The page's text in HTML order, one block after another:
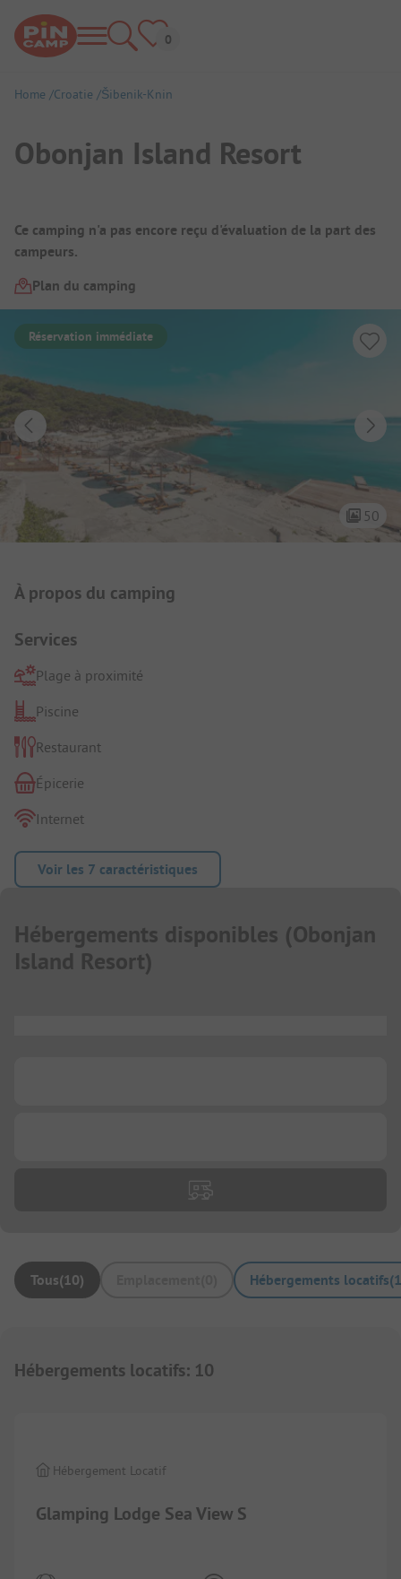
Home Croatie Šibenik-Knin
Obonjan Island Resort
Aperçu du camping
Ce camping n'a pas encore reçu d'évaluation de la part des
campeurs.
Plan du camping
Réservation immédiate
50
Présentation du camping
À propos du camping
Services
Plage à proximité
Piscine
Restaurant
Épicerie
Internet
Voir les 7 caractéristiques
Hébergements disponibles (Obonjan
Island Resort)
Tous(10) Hébergements locatifs(
Hébergements locatifs: 10
Glamping Lodge Sea View S
Hébergement Locatif